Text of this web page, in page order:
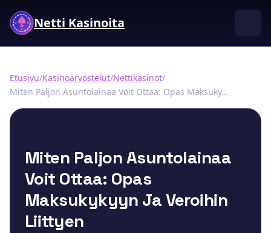
Netti Kasinoita
Etusivu/Kasinoarvostelut/Nettikasinot/
Miten Paljon Asuntolainaa Voit Ottaa: Opas Maksuky...
Miten Paljon Asuntolainaa
Voit Ottaa: Opas
Maksukykyyn Ja Veroihin
Liittyen